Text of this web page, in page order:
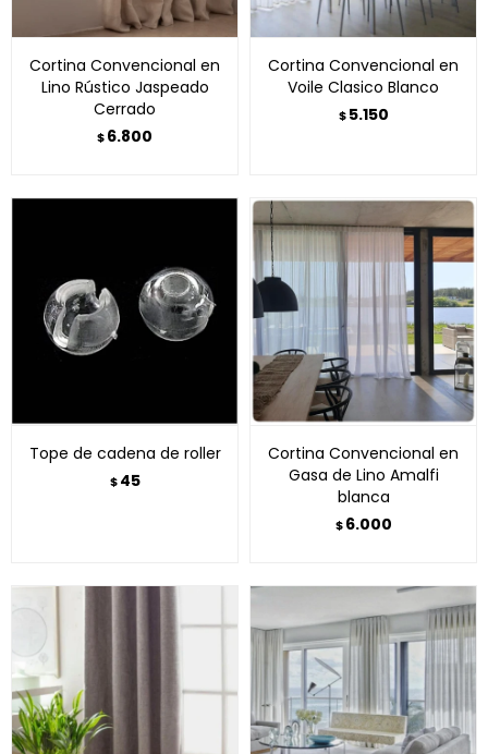
Cortina Convencional en
Lino Rústico Jaspeado
Cerrado
$6.800
Cortina Convencional en
Voile Clasico Blanco
$ 5.150
Tope de cadena de roller
$ 45
Cortina Convencional en
Gasa de Lino Amalfi
blanca
$ 6.000